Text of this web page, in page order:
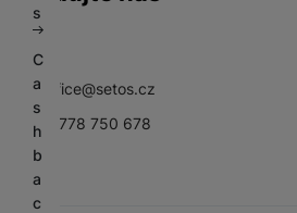
s
C
a
s
h
b
a
c
Facebook
sbsoffice@setos.cz
+420 778 750 678